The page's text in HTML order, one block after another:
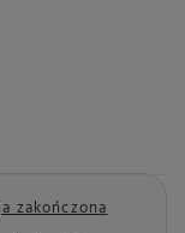
zakończona